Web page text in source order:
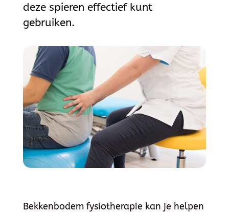
deze spieren effectief kunt
gebruiken.
Bekkenbodem fysiotherapie kan je helpen